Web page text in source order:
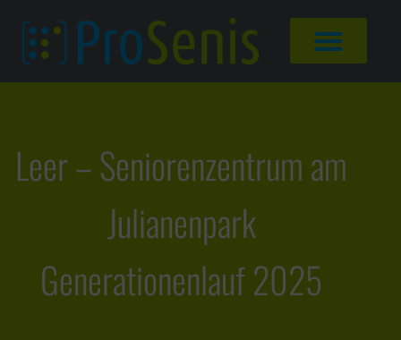
Leer – Seniorenzentrum am
Julianenpark
Generationenlauf 2025